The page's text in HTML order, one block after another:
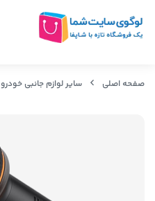
صفحه اصلی سایر لوازم جانبی خودرو